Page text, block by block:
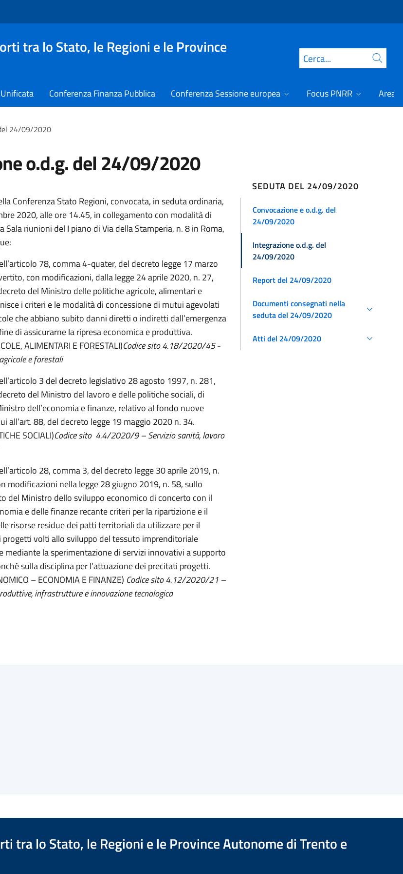
tra lo Stato, le Regioni e le Province
Cerca
Conferenza Finanza Pubblica Conferenza Sessione europea Focus PNRR Area
24/09/2020
o.d.g. del 24/09/2020
Conferenza Stato Regioni, convocata, in seduta ordinaria,
2020, alle ore 14.45, in collegamento con modalità di
Sala riunioni del I piano di Via della Stamperia, n. 8 in Roma,
78, comma 4-quater, del decreto legge 17 marzo
con modificazioni, dalla legge 24 aprile 2020, n. 27,
del Ministro delle politiche agricole, alimentari e
i criteri e le modalità di concessione di mutui agevolati
che abbiano subito danni diretti o indiretti dall’emergenza
di assicurarne la ripresa economica e produttiva.
ALIMENTARI E FORESTALI)Codice sito 4.18/2020/45-
e forestali
3 del decreto legislativo 28 agosto 1997, n. 281,
del Ministro del lavoro e delle politiche sociali, di
dell’economia e finanze, relativo al fondo nuove
all’art. 88, del decreto legge 19 maggio 2020 n. 34.
SOCIALI)Codice sito 4.4/2020/9 – Servizio sanità, lavoro
28, comma 3, del decreto legge 30 aprile 2019, n.
modificazioni nella legge 28 giugno 2019, n. 58, sullo
del Ministro dello sviluppo economico di concerto con il
e delle finanze recante criteri per la ripartizione e il
risorse residue dei patti territoriali da utilizzare per il
volti allo sviluppo del tessuto imprenditoriale
mediante la sperimentazione di servizi innovativi a supporto
sulla disciplina per l’attuazione dei precitati progetti.
– ECONOMIA E FINANZE) Codice sito 4.12/2020/21 –
infrastrutture e innovazione tecnologica
SEDUTA DEL 24/09/2020
Convocazione e o.d.g. del
24/09/2020
Integrazione o.d.g. del
24/09/2020
Report del 24/09/2020
Documenti consegnati nella
seduta del 24/09/2020
Atti del 24/09/2020
tra lo Stato, le Regioni e le Province Autonome di Trento e